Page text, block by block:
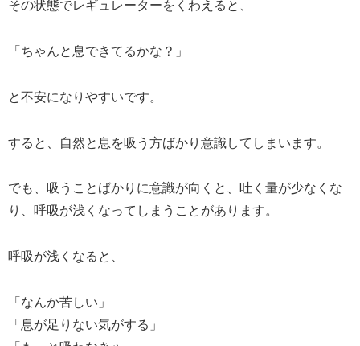
その状態でレギュレーターをくわえると、
「ちゃんと息できてるかな？」
と不安になりやすいです。
すると、自然と息を吸う方ばかり意識してしまいます。
でも、吸うことばかりに意識が向くと、吐く量が少なくな
り、呼吸が浅くなってしまうことがあります。
呼吸が浅くなると、
「なんか苦しい」
「息が足りない気がする」